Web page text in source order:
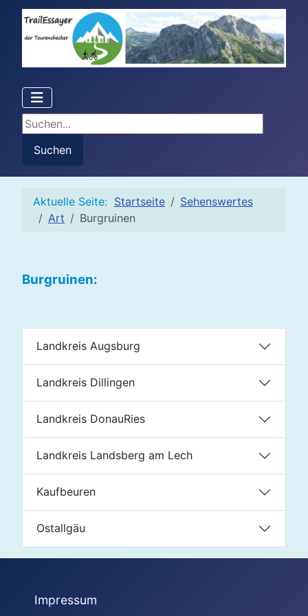
Suchen...
Suchen
Aktuelle Seite: Startseite
Sehenswertes
Art
Burgruinen
Burgruinen:
Landkreis Augsburg
Landkreis Dillingen
Landkreis DonauRies
Landkreis Landsberg am Lech
Kaufbeuren
Ostallgäu
Impressum